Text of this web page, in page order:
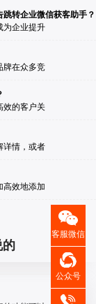
转企业微信获客助手？
为企业提升
牌在众多竞
效的客户关
详情，或者
高效地添加
穿搭博主
转化明显提
，现在直接
比较严格的
服务也非
面服务跟
处理到位
广告投放专员
功能可以
客服微信
公众号